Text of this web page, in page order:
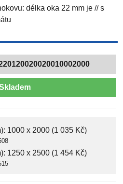
délka oka 22 mm je // s
1000 x 2000 (1 035 Kč)
1250 x 2500 (1 454 Kč)